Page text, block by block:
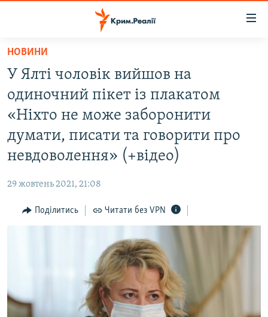
Перейти
основного
матеріалу
Перейти
до
основної
навігації
до
ВІДЕО ТА ФОТО
БЛОГИ
ВСЕ ЗА ДЕНЬ
ВІДЕОУРОКИ «ELIFBE»
СВІДЧЕННЯ ОКУПАЦІЇ
ЯК ОБІЙТИ БЛОКУВАННЯ
Qırımtatar
НОВИНИ
У Ялті чоловік вийшов на
одиночний пікет із плакатом
«Ніхто не може заборонити
думати, писати та говорити про
невдоволення» (+відео)
29 жовтень 2021, 21:08
Поділитись Читати без VPN